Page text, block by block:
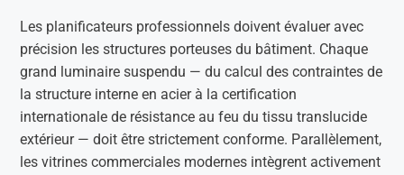
Les planificateurs professionnels doivent évaluer avec
précision les structures porteuses du bâtiment. Chaque
grand luminaire suspendu — du calcul des contraintes de
la structure interne en acier à la certification
internationale de résistance au feu du tissu translucide
extérieur — doit être strictement conforme. Parallèlement,
les vitrines commerciales modernes intègrent activement